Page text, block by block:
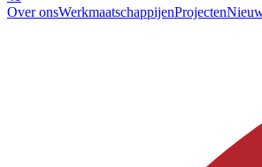
Over onsWerkmaatschappijenProjecten